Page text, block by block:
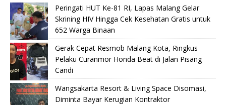
Peringati HUT Ke-81 RI, Lapas Malang Gelar
Skrining HIV Hingga Cek Kesehatan Gratis untuk
652 Warga Binaan
Gerak Cepat Resmob Malang Kota, Ringkus
Pelaku Curanmor Honda Beat di Jalan Pisang
Candi
Wangsakarta Resort & Living Space Disomasi,
Diminta Bayar Kerugian Kontraktor